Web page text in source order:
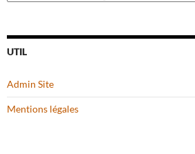
UTIL
Admin Site
Mentions légales